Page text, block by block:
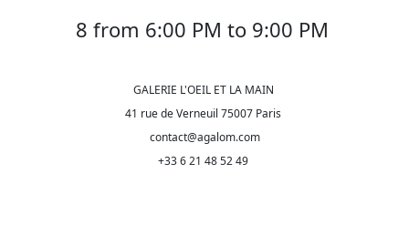
8 from 6:00 PM to 9:00 PM
GALERIE L'OEIL ET LA MAIN
41 rue de Verneuil 75007 Paris
contact@agalom.com
+33 6 21 48 52 49